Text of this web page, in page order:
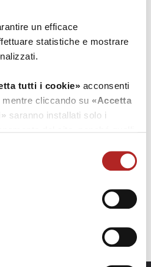
un efficace
statistiche e mostrare
tutti i cookie» acconsenti
mentre cliccando su «Accetta
saranno installati solo i
installati solo i cookie
puoi vedere nel dettaglio